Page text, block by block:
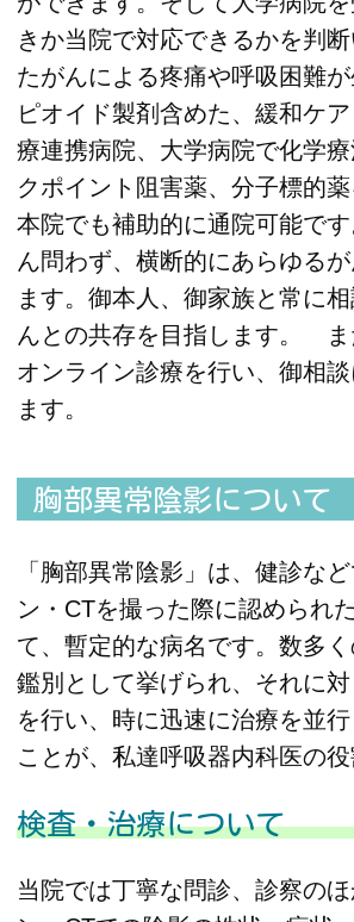
きか当院で対応できるかを判
たがんによる疼痛や呼吸困難
ピオイド製剤含めた、緩和ケ
療連携病院、大学病院で化学
クポイント阻害薬、分子標的薬
本院でも補助的に通院可能で
ん問わず、横断的にあらゆる
ます。御本人、御家族と常に
んとの共存を目指します。 ま
オンライン診療を行い、御相
ます。
胸部異常陰影について
「胸部異常陰影」は、健診な
ン・CTを撮った際に認められ
て、暫定的な病名です。数多
鑑別として挙げられ、それに
を行い、時に迅速に治療を並行
ことが、私達呼吸器内科医の役
検査・治療について
当院では丁寧な問診、診察の